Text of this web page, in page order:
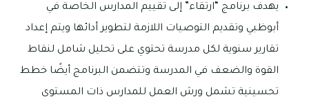
يهدف برنامج “ارتقاء” إلى تقييم المدارس الخاصة في
أبوظبي وتقديم التوصيات اللازمة لتطوير أدائها ويتم إعداد
تقارير سنوية لكل مدرسة تحتوي على تحليل شامل لنقاط
القوة والضعف في المدرسة وتتضمن البرنامج أيضًا خطط
تحسينية تشمل ورش العمل للمدارس ذات المستوى